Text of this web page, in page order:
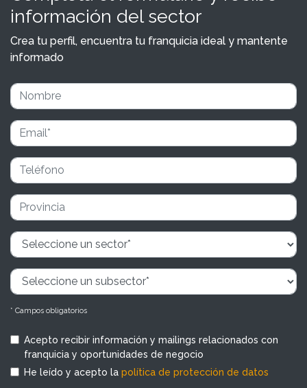
información del sector
Crea tu perfil, encuentra tu franquicia ideal y mantente
informado
* Campos obligatorios
Acepto recibir información y mailings relacionados con
franquicia y oportunidades de negocio
He leído y acepto la política de protección de datos